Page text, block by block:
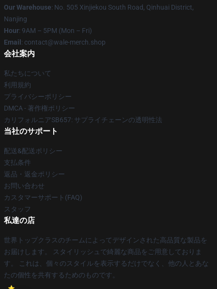
Our Warehouse: No. 505 Xinjiekou South Road, Qinhuai District,
Nanjing
Hour: 9AM – 5PM (Mon – Fri)
Email : contact@wale-merch.shop
会社案内
私たちについて
利用規約
プライバシーポリシー
DMCA - 著作権ポリシー
カリフォルニアSB657: サプライチェーンの透明性法
当社のサポート
配送&配送ポリシー
支払条件
返品・返金ポリシー
お問い合わせ
カスタマーサポート(FAQ)
スタッフ
私達の店
世界トップクラスのチームによってデザインされた高品質な製品を
お届けします。 スタイリッシュで綺麗な商品をご用意しておりま
す。 これは、個々のスタイルを表示するだけでなく、他の人とあな
たの個性を共有するためのものです。